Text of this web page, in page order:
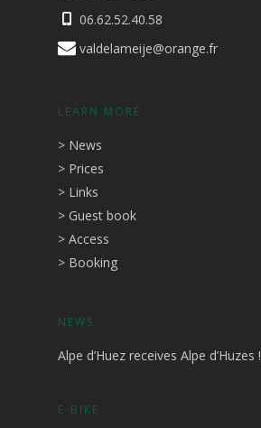
06.62.52.40.58
valdelameije@orange.fr
LEARN MORE
> News
> Prices
> Links
> Guest book
> Access
> Booking
NEWS
Alpe d’Huez receives Alpe d’Huzes !
E-BIKE